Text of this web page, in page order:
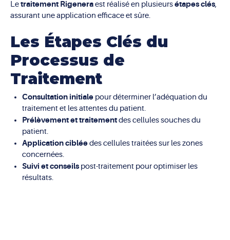
Letraitement Rigeneraest réalisé en plusieursétapes clés,
assurant une application efficace et sûre.
Les Étapes Clés du
Processus de
Traitement
Consultation initialepour déterminer l’adéquation du
traitement et les attentes du patient.
Prélèvement et traitementdes cellules souches du
patient.
Application cibléedes cellules traitées sur les zones
concernées.
Suivi et conseilspost-traitement pour optimiser les
résultats.